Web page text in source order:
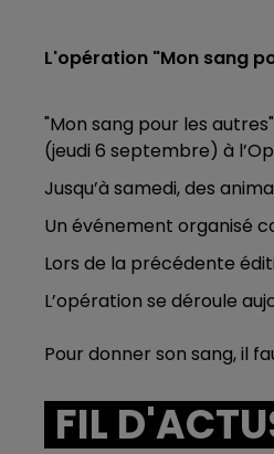
LE
L'opération "Mon sang
"Mon sang pour les
(jeudi 6 septembre) à
Jusqu’à samedi, des
Un événement organisé
Lors de la précédente
L’opération se déroule
Pour donner son sang, il
FIL